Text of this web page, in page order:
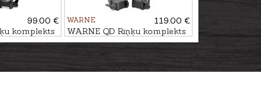
99.00 €
komplekts
Ø1'',
WARNE
119.00 €
WARNE QD Riņķu komplekts
BRNO/CZ 550 Ø1'', BH-